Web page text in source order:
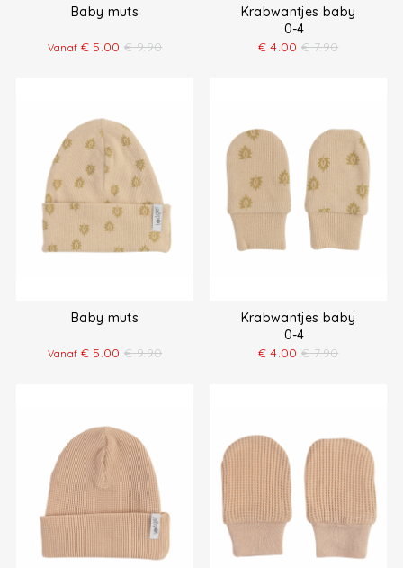
Baby muts
Vanaf € 5.00 € 9.90
Krabwantjes baby
0-4
€ 4.00 € 7.90
Baby muts
Vanaf € 5.00 € 9.90
Krabwantjes baby
0-4
€ 4.00 € 7.90